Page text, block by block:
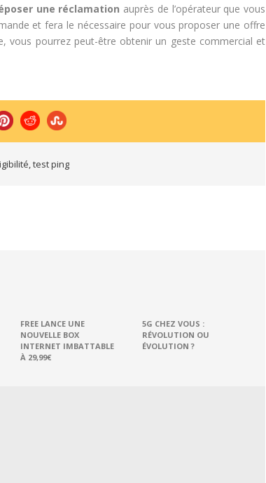
une réclamation auprès de l’opérateur que vous
et fera le nécessaire pour vous proposer une offre
vous pourrez peut-être obtenir un geste commercial et
,test ping
FREE LANCE UNE
NOUVELLE BOX
INTERNET IMBATTABLE
À 29,99€
5G CHEZ VOUS :
RÉVOLUTION OU
ÉVOLUTION ?